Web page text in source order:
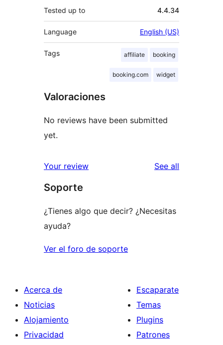
Tested up to 4.4.34
Language English (US)
Tags affiliate booking
booking.com widget
Valoraciones
No reviews have been submitted
yet.
Your review See all
Soporte
¿Tienes algo que decir? ¿Necesitas
ayuda?
Ver el foro de soporte
Acerca de
Noticias
Alojamiento
Privacidad
Escaparate
Temas
Plugins
Patrones